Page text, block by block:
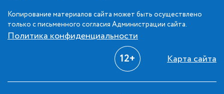
Копирование материалов сайта может быть осуществлено
только с письменного согласия Администрации сайта.
Политика конфиденциальности
12+ Карта сайта